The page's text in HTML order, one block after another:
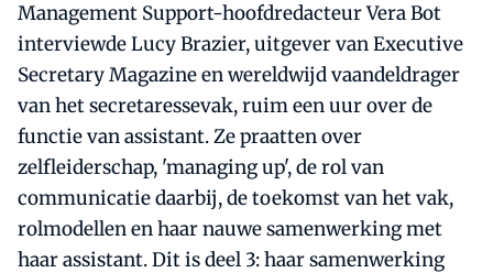
Management Support-hoofdredacteur Vera Bot
interviewde Lucy Brazier, uitgever van Executive
Secretary Magazine en wereldwijd vaandeldrager
van het secretaressevak, ruim een uur over de
functie van assistant. Ze praatten over
zelfleiderschap, 'managing up', de rol van
communicatie daarbij, de toekomst van het vak,
rolmodellen en haar nauwe samenwerking met
haar assistant. Dit is deel 3: haar samenwerking